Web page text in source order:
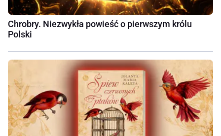
Chrobry. Niezwykła powieść o pierwszym królu
Polski